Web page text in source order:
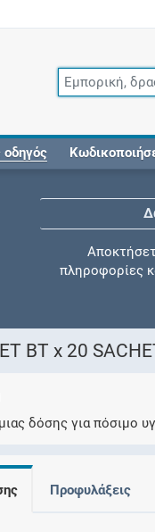
πληροφορίες
Ελέγξτε την
BT x 20
δόσης για πόσιμο
Προφυλάξεις